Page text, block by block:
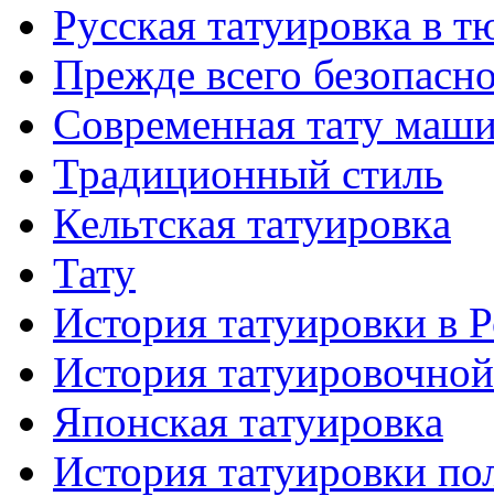
Русскaя тaтуировкa в
Прежде всего
Современная тaту
Традиционный стиль
Кельтскaя тaтуировкa
Тату
История тaтуировки в
История
Японскaя тaтуировкa
История тaтуировки